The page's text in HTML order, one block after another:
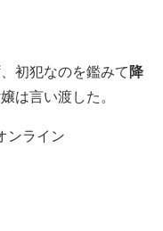
初犯なのを鑑みて 降
は言い渡した。
ンライン